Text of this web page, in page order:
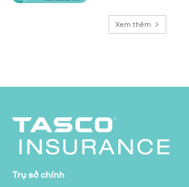
Xem thêm
Trụ sở chính